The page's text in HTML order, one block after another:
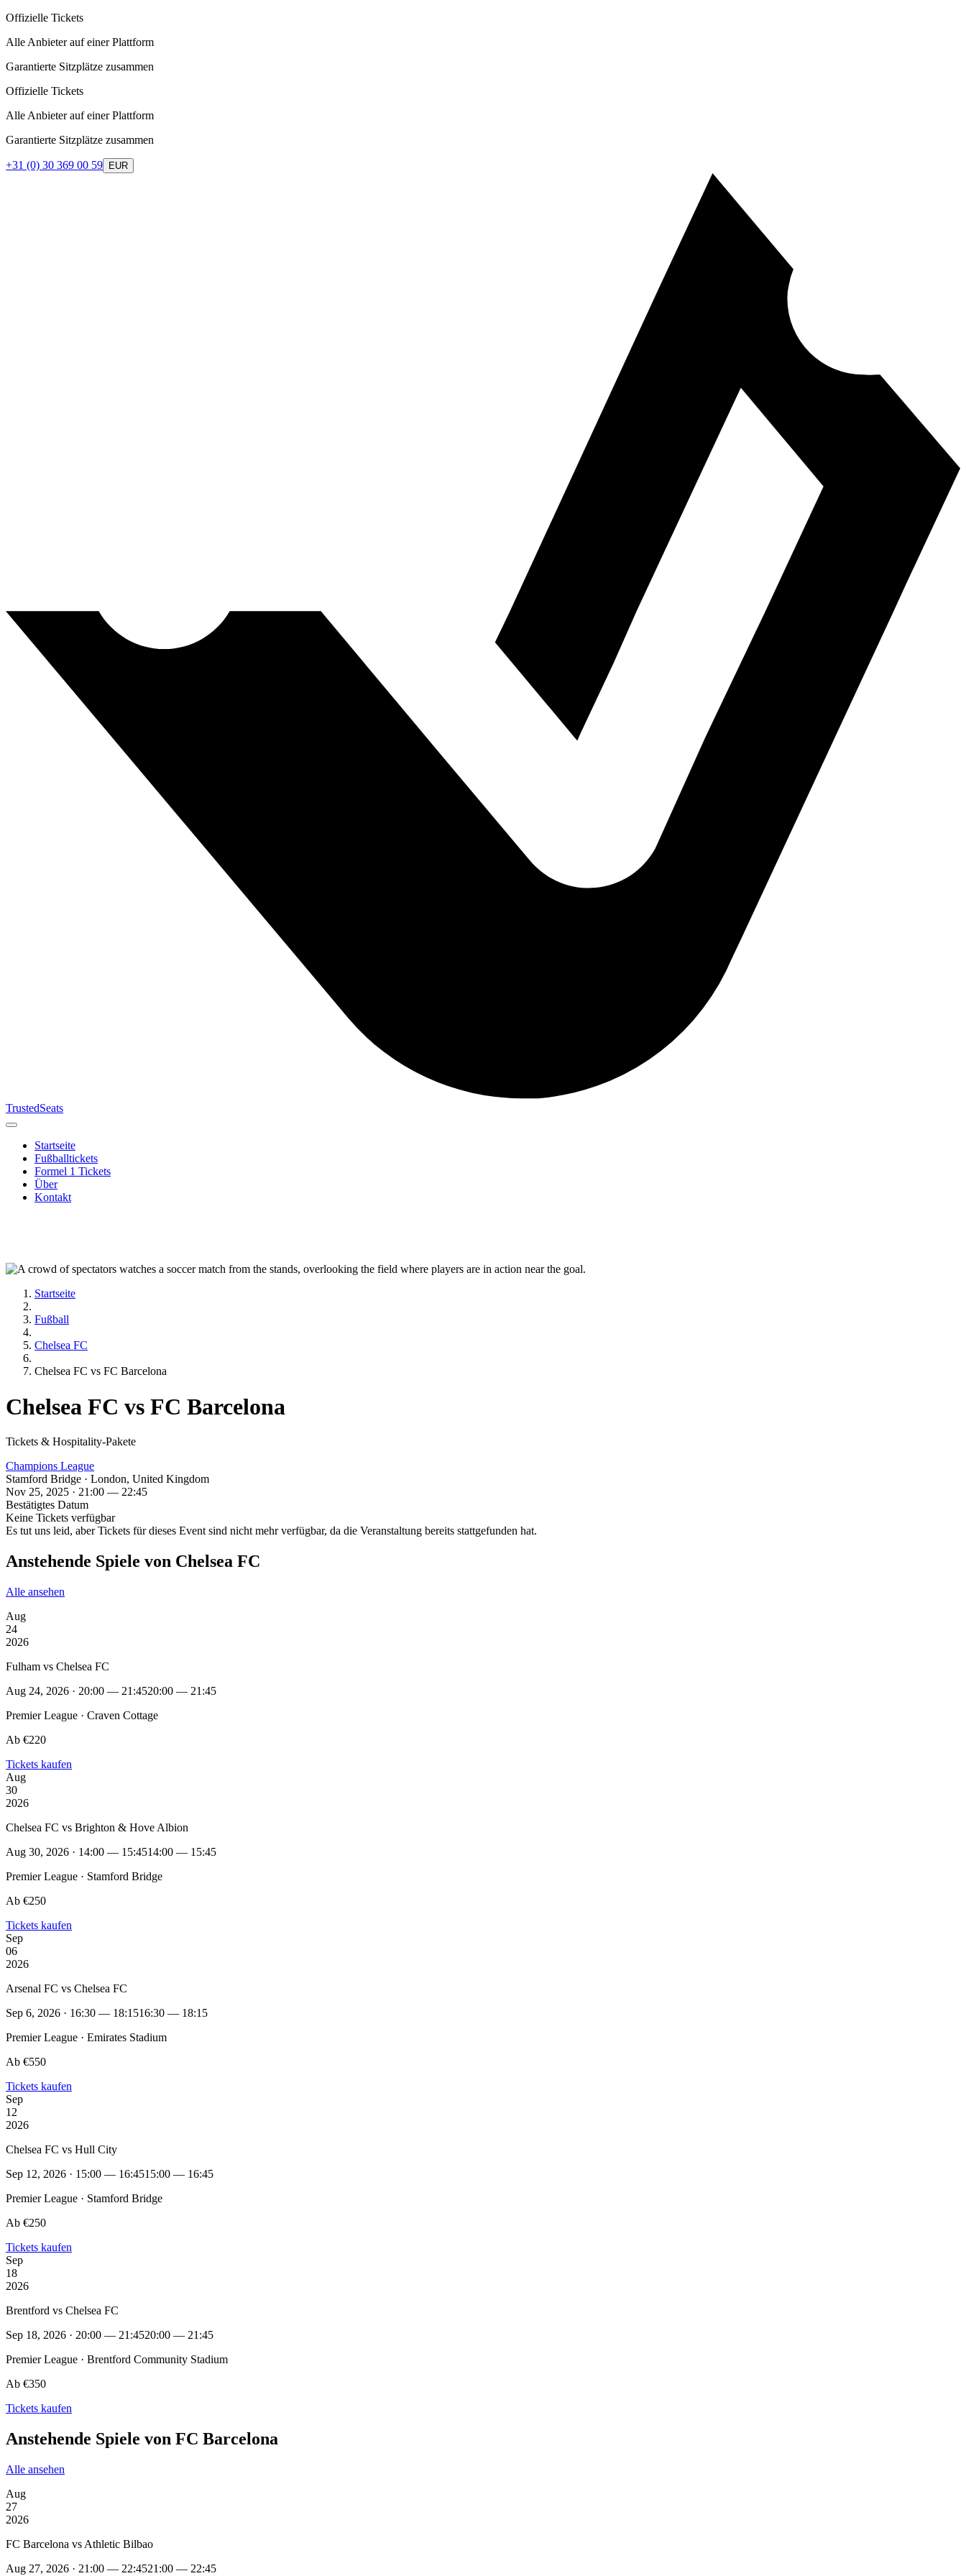
Offizielle Tickets
Alle Anbieter auf einer Plattform
Garantierte Sitzplätze zusammen
Offizielle Tickets
Alle Anbieter auf einer Plattform
Garantierte Sitzplätze zusammen
+31 (0) 30 369 00 59 EUR
TrustedSeats
Startseite
Fußballtickets
Formel 1 Tickets
Über
Kontakt
Startseite
Fußball
Chelsea FC
Chelsea FC vs FC Barcelona
Chelsea FC vs FC Barcelona
Tickets & Hospitality-Pakete
Champions League
Stamford Bridge · London, United Kingdom
Nov 25, 2025 · 21:00 — 22:45
Bestätigtes Datum
Keine Tickets verfügbar
Es tut uns leid, aber Tickets für dieses Event sind nicht mehr verfügbar, da die Veranstaltung bereits stattgefunden hat.
Anstehende Spiele von Chelsea FC
Alle ansehen
Aug
24
2026
Fulham vs Chelsea FC
Aug 24, 2026 · 20:00 — 21:4520:00 — 21:45
Premier League · Craven Cottage
Ab €220
Tickets kaufen
Aug
30
2026
Chelsea FC vs Brighton & Hove Albion
Aug 30, 2026 · 14:00 — 15:4514:00 — 15:45
Premier League · Stamford Bridge
Ab €250
Tickets kaufen
Sep
06
2026
Arsenal FC vs Chelsea FC
Sep 6, 2026 · 16:30 — 18:1516:30 — 18:15
Premier League · Emirates Stadium
Ab €550
Tickets kaufen
Sep
12
2026
Chelsea FC vs Hull City
Sep 12, 2026 · 15:00 — 16:4515:00 — 16:45
Premier League · Stamford Bridge
Ab €250
Tickets kaufen
Sep
18
2026
Brentford vs Chelsea FC
Sep 18, 2026 · 20:00 — 21:4520:00 — 21:45
Premier League · Brentford Community Stadium
Ab €350
Tickets kaufen
Anstehende Spiele von FC Barcelona
Alle ansehen
Aug
27
2026
FC Barcelona vs Athletic Bilbao
Aug 27, 2026 · 21:00 — 22:4521:00 — 22:45